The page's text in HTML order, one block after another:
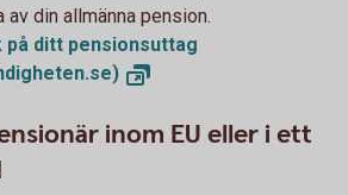
av din allmänna pension.
ditt pensionsuttag
inom EU eller i ett